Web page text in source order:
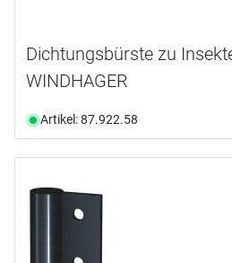
Dichtungsbürste zu
WINDHAGER
Artikel: 87.922.58